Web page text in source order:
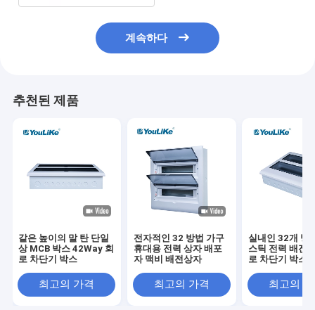
계속하다
추천된 제품
같은 높이의 말 탄 단일
상 MCB 박스 42Way 회
로 차단기 박스
최고의 가격
전자적인 32 방법 가구
휴대용 전력 상자 배포
자 맥비 배전상자
최고의 가격
실내인 32개 방
스틱 전력 배전
로 차단기 박스
최고의